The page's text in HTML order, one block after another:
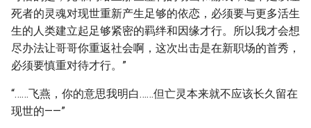
死者的灵魂对现世重新产生足够的依恋，必须要与更多活生
生的人类建立起足够紧密的羁绊和因缘才行。所以我才会想
尽办法让哥哥你重返社会啊，这次出击是在新职场的首秀，
必须要慎重对待才行。”
“……飞燕，你的意思我明白……但亡灵本来就不应该长久留在
现世的——”